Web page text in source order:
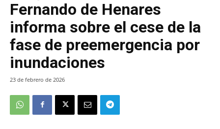
Fernando de Henares
informa sobre el cese de la
fase de preemergencia por
inundaciones
23 de febrero de 2026